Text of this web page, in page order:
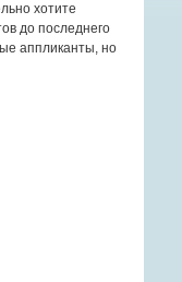
хотите
до последнего
аппликанты, но